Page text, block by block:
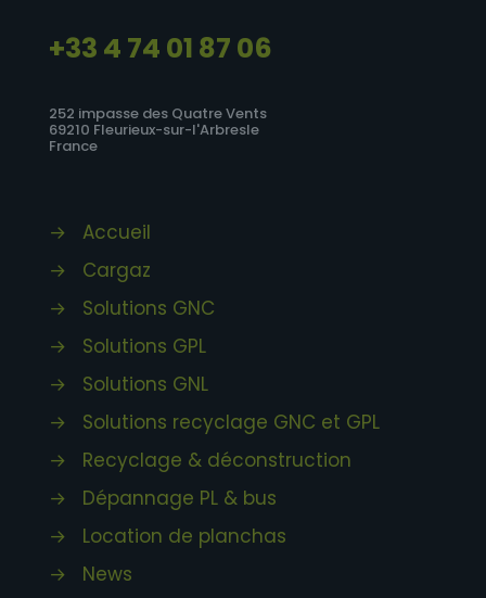
+33 4 74 01 87 06
252 impasse des Quatre Vents
69210 Fleurieux-sur-l'Arbresle
France
→
Accueil
→
Cargaz
→
Solutions GNC
→
Solutions GPL
→
Solutions GNL
→
Solutions recyclage GNC et GPL
→
Recyclage & déconstruction
→
Dépannage PL & bus
→
Location de planchas
→
News